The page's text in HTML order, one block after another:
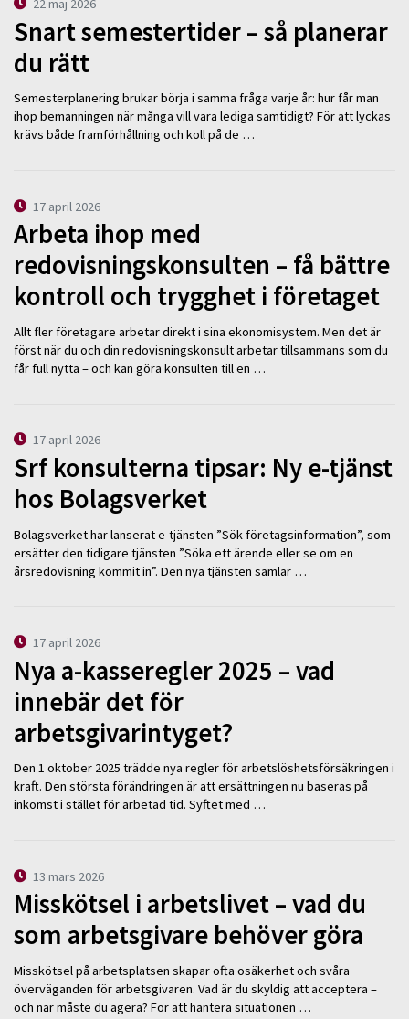
22 maj 2026
Snart semestertider – så planerar
du rätt
Semesterplanering brukar börja i samma fråga varje år: hur får man
ihop bemanningen när många vill vara lediga samtidigt? För att lyckas
krävs både framförhållning och koll på de …
17 april 2026
Arbeta ihop med
redovisningskonsulten – få bättre
kontroll och trygghet i företaget
Allt fler företagare arbetar direkt i sina ekonomisystem. Men det är
först när du och din redovisningskonsult arbetar tillsammans som du
får full nytta – och kan göra konsulten till en …
17 april 2026
Srf konsulterna tipsar: Ny e-tjänst
hos Bolagsverket
Bolagsverket har lanserat e-tjänsten ”Sök företagsinformation”, som
ersätter den tidigare tjänsten ”Söka ett ärende eller se om en
årsredovisning kommit in”. Den nya tjänsten samlar …
17 april 2026
Nya a-kasseregler 2025 – vad
innebär det för
arbetsgivarintyget?
Den 1 oktober 2025 trädde nya regler för arbetslöshetsförsäkringen i
kraft. Den största förändringen är att ersättningen nu baseras på
inkomst i stället för arbetad tid. Syftet med …
13 mars 2026
Misskötsel i arbetslivet – vad du
som arbetsgivare behöver göra
Misskötsel på arbetsplatsen skapar ofta osäkerhet och svåra
överväganden för arbetsgivaren. Vad är du skyldig att acceptera –
och när måste du agera? För att hantera situationen …